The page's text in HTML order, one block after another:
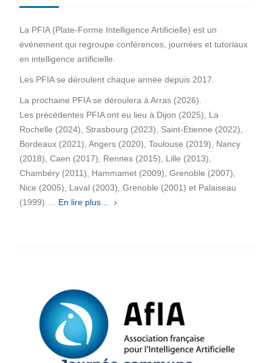
La PFIA (Plate-Forme Intelligence Artificielle) est un
événement qui regroupe conférences, journées et tutoriaux
en intelligence artificielle.
Les PFIA se déroulent chaque année depuis 2017.
La prochaine PFIA se déroulera à Arras (2026).
Les précédentes PFIA ont eu lieu à Dijon (2025), La
Rochelle (2024), Strasbourg (2023), Saint-Etienne (2022),
Bordeaux (2021), Angers (2020), Toulouse (2019), Nancy
(2018), Caen (2017), Rennes (2015), Lille (2013),
Chambéry (2011), Hammamet (2009), Grenoble (2007),
Nice (2005), Laval (2003), Grenoble (2001) et Palaiseau
(1999).… En lire plus...